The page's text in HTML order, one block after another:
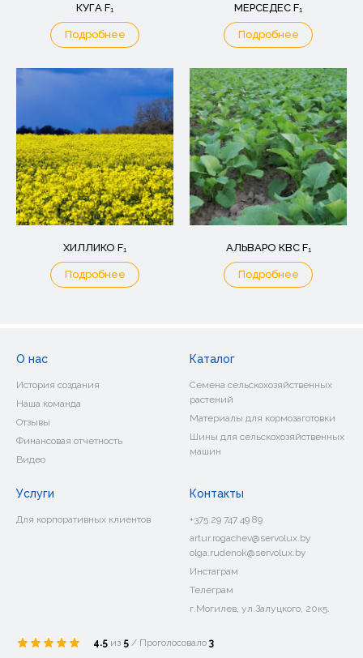
КУГА F₁
Подробнее
МЕРСЕДЕС F₁
Подробнее
ХИЛЛИКО F₁
Подробнее
АЛЬВАРО КВС F₁
Подробнее
О нас
История создания
Наша команда
Отзывы
Финансовая отчетность
Видео
Каталог
Семена сельскохозяйственных
растений
Материалы для кормозаготовки
Шины для сельскохозяйственных
машин
Услуги
Для корпоративных клиентов
Контакты
+375 29 747 49 89
artur.rogachev@servolux.by
olga.rudenok@servolux.by
Инстаграм
Телеграм
г.Могилев, ул.Залуцкого, 20к5.
4.5 из 5 / Проголосовало 3